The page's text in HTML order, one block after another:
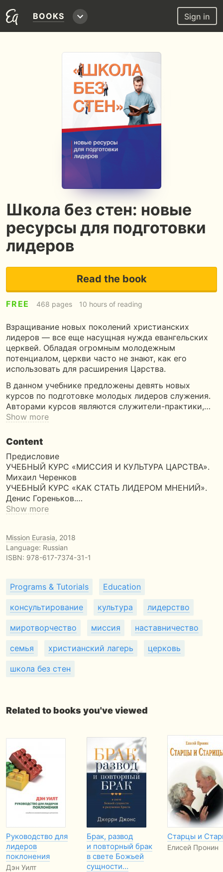
BOOKS Sign in
Школа без стен: новые
ресурсы для подготовки
лидеров
Read the book
FREE 468 pages 10 hours of reading
Взращивание новых поколений христианских
лидеров — все еще насущная нужда евангельских
церквей. Обладая огромным молодежным
потенциалом, церкви часто не знают, как его
использовать для расширения Царства.
В данном учебнике предложены девять новых
курсов по подготовке молодых лидеров служения.
Авторами курсов являются служители-практики,…
Show more
Content
Предисловие
УЧЕБНЫЙ КУРС «МИССИЯ И КУЛЬТУРА ЦАРСТВА».
Михаил Черенков
УЧЕБНЫЙ КУРС «КАК СТАТЬ ЛИДЕРОМ МНЕНИЙ».
Денис Гореньков.…
Show more
Mission Eurasia, 2018
Language: Russian
ISBN: 978-617-7374-31-1
Programs & Tutorials Education
консультирование культура лидерство
миротворчество миссия наставничество
семья христианский лагерь церковь
школа без стен
Related to books you've viewed
Руководство для
лидеров
поклонения
Дэн Уилт
Брак, развод
и повторный брак
в свете Божьей
сущности…
Старцы и
Елисей Пронин